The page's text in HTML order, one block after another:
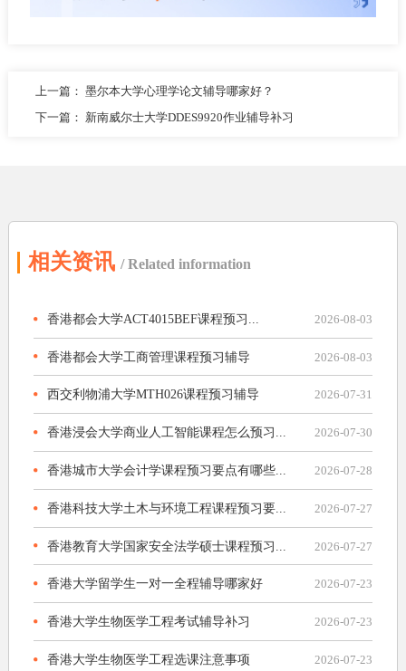
上一篇： 墨尔本大学心理学论文辅导哪家好？
下一篇： 新南威尔士大学DDES9920作业辅导补习
相关资讯 / Related information
香港都会大学ACT4015BEF课程预习... 2026-08-03
香港都会大学工商管理课程预习辅导 2026-08-03
西交利物浦大学MTH026课程预习辅导 2026-07-31
香港浸会大学商业人工智能课程怎么预习... 2026-07-30
香港城市大学会计学课程预习要点有哪些... 2026-07-28
香港科技大学土木与环境工程课程预习要... 2026-07-27
香港教育大学国家安全法学硕士课程预习... 2026-07-27
香港大学留学生一对一全程辅导哪家好 2026-07-23
香港大学生物医学工程考试辅导补习 2026-07-23
香港大学生物医学工程选课注意事项 2026-07-23